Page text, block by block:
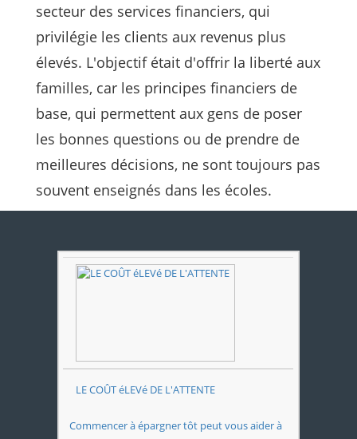
secteur des services financiers, qui
privilégie les clients aux revenus plus
élevés. L'objectif était d'offrir la liberté aux
familles, car les principes financiers de
base, qui permettent aux gens de poser
les bonnes questions ou de prendre de
meilleures décisions, ne sont toujours pas
souvent enseignés dans les écoles.
LE COÛT éLEVé DE L'ATTENTE
Commencer à épargner tôt peut vous aider à